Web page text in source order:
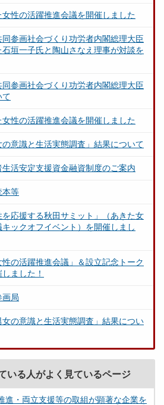
性の活躍推進会議を開催しました
参画社会づくり功労者内閣総理大臣
垣一子氏と陶山さなえ理事が対談を
参画社会づくり功労者内閣総理大臣
て
性の活躍推進会議を開催しました
意識と生活実態調査」結果について
活安定支援資金融資制度のご案内
本等
応援する秋田サミット」（あきた女
ックオフイベント）を開催しまし
の活躍推進会議」＆設立記念トーク
ました！
画局
の意識と生活実態調査」結果につい
いる人がよく見ているページ
・両立支援等の取組が顕著な企業を